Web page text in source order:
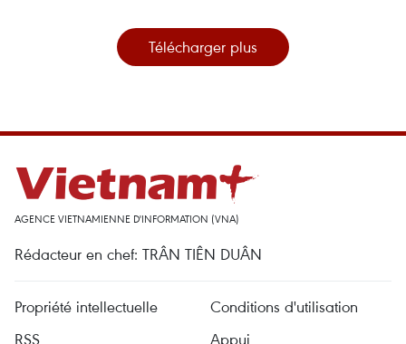
Télécharger plus
AGENCE VIETNAMIENNE D'INFORMATION (VNA)
Rédacteur en chef: TRÂN TIÊN DUÂN
Propriété intellectuelle
Conditions d'utilisation
RSS
Appui